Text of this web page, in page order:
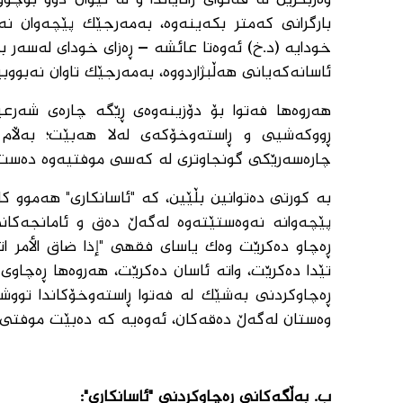
بارگرانی كەمتر بكەینەوە، بەمەرجێك
خودایە (د.خ) ئەوەتا عائشە – ڕەزای خودای لەسەر
ئاسانەكەیانی هەڵبژاردووە، بەمەرجێك تاوان
هەروەها فەتوا بۆ دۆزینەوەی ڕێگە چارەی
ڕووكەشیی و ڕاستەوخۆكەی لەلا هەبێت؛
چارەسەرێكی گونجاوتری لە كەسی موفتیەوە
بە كورتی دەتوانین بڵێین، كە "ئاسانكاری"
پێچەوانە نەوەستێتەوە لەگەڵ دەق و
ڕەچاو دەكرێت وەك یاسای فقهی "إذا ضاق الأمر
تێدا دەكرێت، واتە ئاسان دەكرێت، هەروەها
ڕەچاوكردنی بەشێك لە فەتوا
وەستان لەگەڵ دەقەكان، ئەوەیە كە دەبێت موفتی
ب. بەڵگەكانی ڕەچاوكردنی "ئاسانكاری":